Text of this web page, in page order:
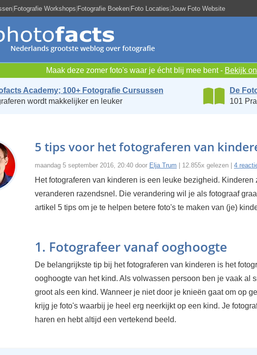
|Fotografie Workshops|Fotografie Boeken|Foto Locaties|Jouw Foto Website
Maak deze zomer foto's waar je écht blij mee bent - Bekijk
Academy; 100+ Fotografie Cursussen
wordt makkelijker en leuker
De
101
5 tips voor het fotograferen van
maandag 5 september 2016, 20:40 door Elja Trum | 12.855x gelezen | 4
Het fotograferen van kinderen is een leuke bezigheid. Kinderen
veranderen razendsnel. Die verandering wil je als fotograaf
artikel 5 tips om je te helpen betere foto's te maken van (je)
1. Fotografeer vanaf ooghoogte
De belangrijkste tip bij het fotograferen van kinderen is het
ooghoogte van het kind. Als volwassen persoon ben je vaak al
groot als een kind. Wanneer je niet door je knieën gaat om op
krijg je foto's waarbij je heel erg neerkijkt op een kind. Je
haren en hebt altijd een vertekend beeld.